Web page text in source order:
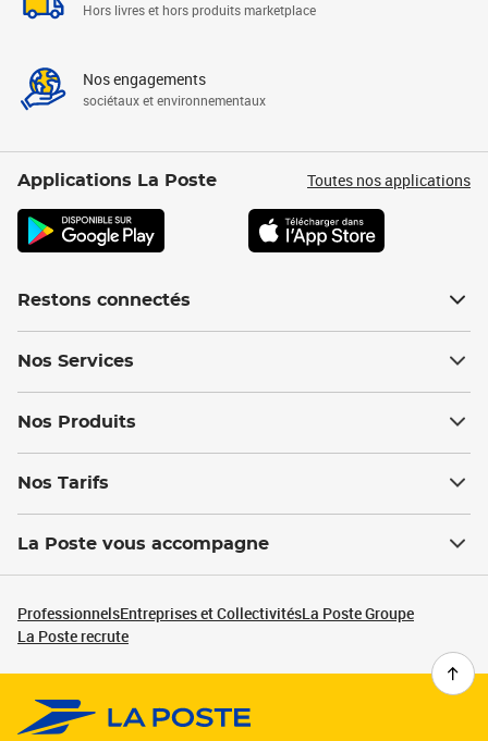
Hors livres et hors produits marketplace
Nos engagements
sociétaux et environnementaux
Applications La Poste Toutes nos applications
Restons connectés
Nos Services
Nos Produits
Nos Tarifs
La Poste vous accompagne
ProfessionnelsEntreprises et CollectivitésLa Poste Groupe
La Poste recrute